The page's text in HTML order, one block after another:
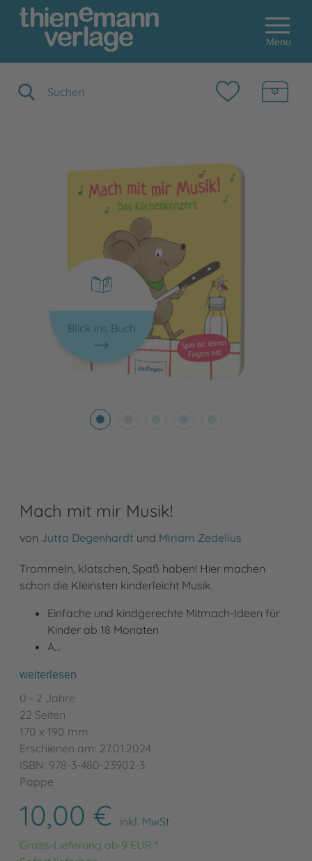
Menu
Blick ins Buch
Mach mit mir Musik!
von Jutta Degenhardt und Miriam Zedelius
Trommeln, klatschen, Spaß haben! Hier machen
schon die Kleinsten kinderleicht Musik.
Einfache und kindgerechte Mitmach-Ideen für
Kinder ab 18 Monaten
A…
weiterlesen
0 - 2 Jahre
22 Seiten
170 x 190 mm
Erschienen am: 27.01.2024
ISBN: 978-3-480-23902-3
Pappe
10,00 €
inkl. MwSt
Gratis-Lieferung ab 9 EUR *